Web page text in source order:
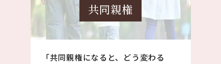
共同親権
「共同親権になると、どう変わる